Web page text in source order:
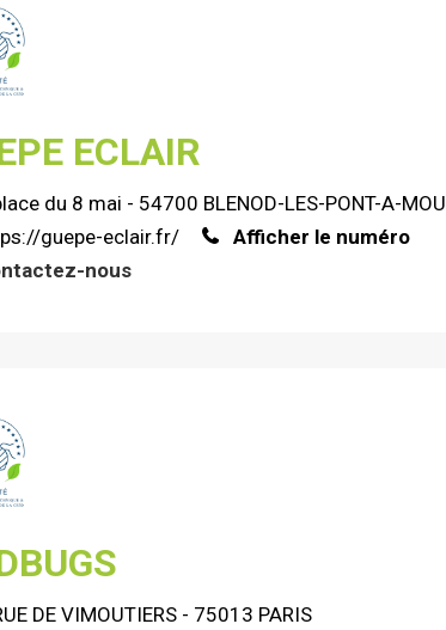
ECLAIR
du 8 mai - 54700 BLENOD-LES-PONT-A-
guepe-eclair.fr/
Afficher le numéro
nous
DE VIMOUTIERS - 75013 PARIS